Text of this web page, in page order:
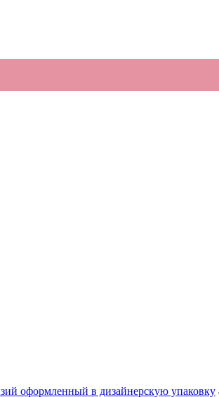
оформленный в дизайнерскую упаковку